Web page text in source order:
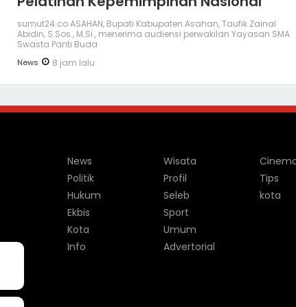
sumut24.co ASAHAN, Bupati Kabupaten Asahan, Taufik Zainal
Abidin, S.Sos., M.Si., menerima audiensi perwakilan Yayasan SMA
Swasta Panti Buda
News 8 jam lalu
News
Politik
Hukum
Ekbis
Kota
Info
Wisata
Profil
Seleb
Sport
Umum
Advertorial
Tips
kota